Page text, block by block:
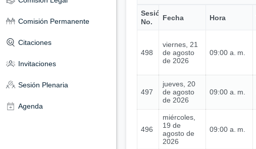
Comisión Permanente
Citaciones
Invitaciones
Sesión Plenaria
Agenda
Sesión
No.
Fecha Hora
498
viernes, 21
de agosto
de 2026
09:00 a. m.
497
jueves, 20
de agosto
de 2026
09:00 a. m.
496
miércoles,
19 de
agosto de
2026
09:00 a. m.